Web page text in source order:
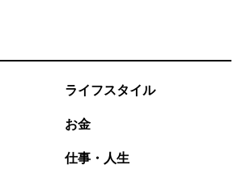
ライフスタイル
お金
仕事・人生